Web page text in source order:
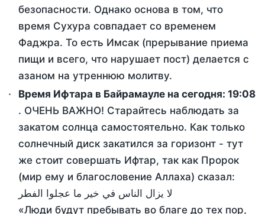
безопасности. Однако основа в том, что
время Сухура совпадает со временем
Фаджра. То есть Имсак (прерывание приема
пищи и всего, что нарушает пост) делается с
азаном на утреннюю молитву.
Время Ифтара в Байрамауле на сегодня: 19:08
. ОЧЕНЬ ВАЖНО! Старайтесь наблюдать за
закатом солнца самостоятельно. Как только
солнечный диск закатился за горизонт - тут
же стоит совершать Ифтар, так как Пророк
(мир ему и благословение Аллаха) сказал:
لا يزال الناس في خير ما عجلوا الفطر
«Люди будут пребывать во благе до тех пор,